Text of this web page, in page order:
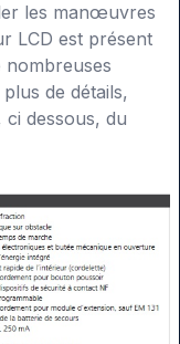
les manœuvres
LCD est présent
nombreuses
de détails,
dessous, du